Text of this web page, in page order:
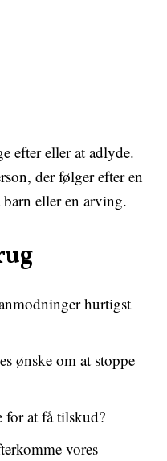
efter eller at adlyde.
der følger efter en
eller en arving.
hurtigst
ønske om at stoppe
for at få tilskud?
vores